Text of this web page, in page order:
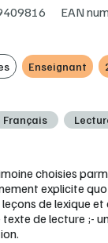
EAN
Enseignant
Français
choisies
explicite
de lexique
texte de lecture ;-